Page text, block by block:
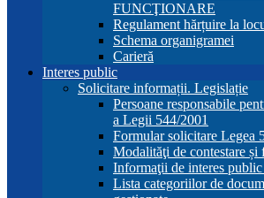
FUNCŢIONARE
Regulament hărțuire la
Schema organigramei
Carieră
Interes public
Solicitare informații. Legislație
Persoane responsabile
a Legii 544/2001
Formular solicitare Legea
Modalităţi de contestare și
Informaţii de interes
Lista categoriilor de